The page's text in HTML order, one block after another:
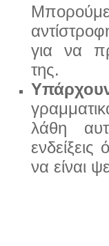
για να
της.
λάθη
ενδείξεις
να είναι